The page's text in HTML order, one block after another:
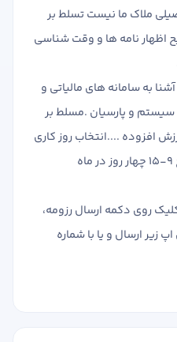
ملاک ما نیست تسلط بر
اظهار نامه ها و وقت شناسی
به سامانه های مالیاتی و
سیستم و پارسیان .مسلط بر
افزوده ....انتخاب روز کاری
روی دکمه ارسال رزومه،
زیر ارسال و یا با شماره